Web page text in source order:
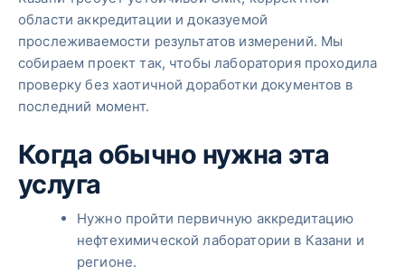
области аккредитации и доказуемой
прослеживаемости результатов измерений. Мы
собираем проект так, чтобы лаборатория проходила
проверку без хаотичной доработки документов в
последний момент.
Когда обычно нужна эта
услуга
Нужно пройти первичную аккредитацию
нефтехимической лаборатории в Казани и
регионе.